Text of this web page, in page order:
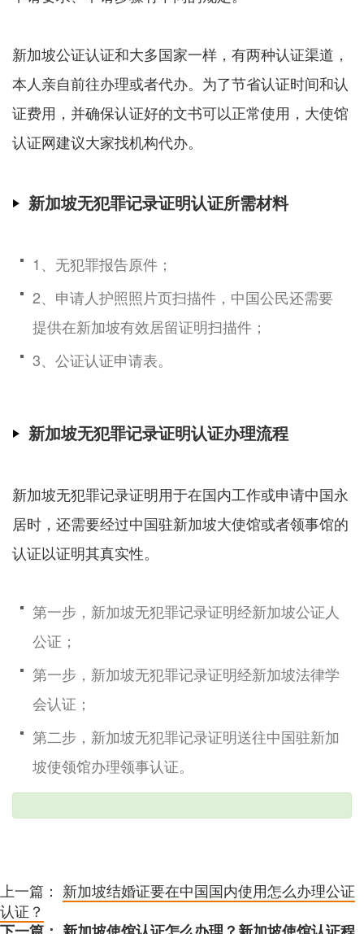
新加坡公证认证和大多国家一样，有两种认证渠道，
本人亲自前往办理或者代办。为了节省认证时间和认
证费用，并确保认证好的文书可以正常使用，大使馆
认证网建议大家找机构代办。
新加坡无犯罪记录证明认证所需材料
1、无犯罪报告原件；
2、申请人护照照片页扫描件，中国公民还需要
提供在新加坡有效居留证明扫描件；
3、公证认证申请表。
新加坡无犯罪记录证明认证办理流程
新加坡无犯罪记录证明用于在国内工作或申请中国永
居时，还需要经过中国驻新加坡大使馆或者领事馆的
认证以证明其真实性。
第一步，新加坡无犯罪记录证明经新加坡公证人
公证；
第一步，新加坡无犯罪记录证明经新加坡法律学
会认证；
第二步，新加坡无犯罪记录证明送往中国驻新加
坡使领馆办理领事认证。
上一篇： 新加坡结婚证要在中国国内使用怎么办理公证
认证？